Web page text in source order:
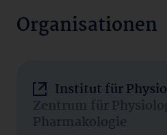
Organisationen
Institut für
Zentrum für
Pharmakologie